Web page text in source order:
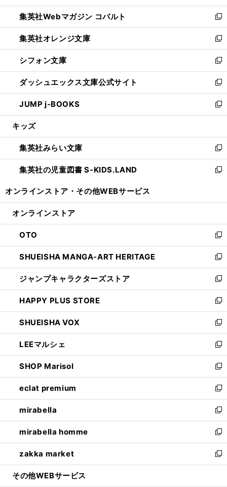
開
く
ウ
で
開
く
ン
ド
ウ
で
開
く
ウ
ィ
ン
ド
ウ
で
開
く
集英社Webマガジン コバルト
新
し
い
ウ
ィ
ン
ド
ウ
で
開
集英社オレンジ文庫
新
し
い
ウ
ィ
ン
ド
ウ
開
く
シフォン文庫
新
し
い
ウ
ィ
ン
ウ
で
開
く
ダッシュエックス文庫公式サイト
新
し
い
ウ
ン
ド
ウ
で
JUMP j-BOOKS
新
し
ウ
ィ
ン
ド
開
キッズ
集英社みらい文庫
新
し
い
ン
ウ
で
開
く
集英社の児童図書 S-KIDS.LAND
新
ウ
ン
ド
ウ
で
開
く
オンラインストア・ その他WEBサービス
オンラインストア
OTO
新
し
い
ウ
ィ
ン
ド
ウ
で
開
く
SHUEISHA MANGA-ART HERITAGE
新
し
い
ウ
ィ
ン
ド
ウ
で
開
く
ジャンプキャラクターズストア
新
し
い
ウ
ィ
ン
ド
ウ
で
開
く
HAPPY PLUS STORE
新
し
い
ウ
ィ
ン
ド
ウ
で
開
く
SHUEISHA VOX
新
し
い
ウ
ィ
ン
ド
ウ
で
開
く
LEEマルシェ
新
し
い
ウ
ィ
ン
ド
ウ
で
開
く
SHOP Marisol
新
し
い
ウ
ィ
ン
ド
ウ
で
開
eclat premium
新
し
い
ウ
ィ
ン
ド
ウ
mirabella
新
し
い
ウ
ィ
ン
mirabella homme
新
し
い
ウ
zakka market
新
し
その他WEBサービス